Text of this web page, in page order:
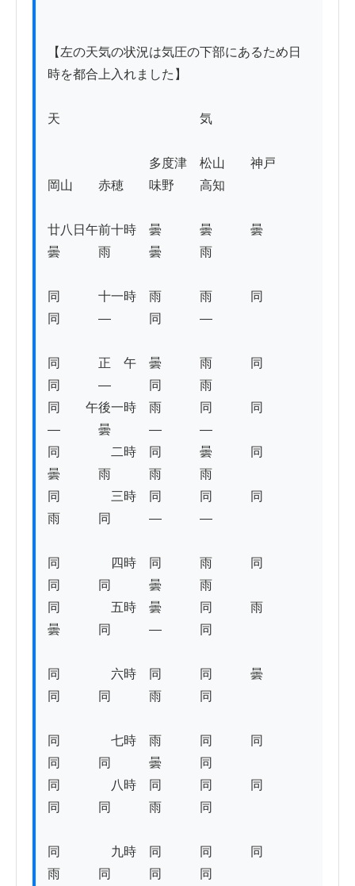
【左の天気の状況は気圧の下部にあるため日
時を都合上入れました】
天　　　　　　　　　　　気
多度津　松山　　神戸
岡山　　赤穂　　味野　　高知
廿八日午前十時　曇　　　曇　　　曇
曇　　　雨　　　曇　　　雨
同　　　十一時　雨　　　雨　　　同
同　　　―　　　同　　　―
同　　　正　午　曇　　　雨　　　同
同　　　―　　　同　　　雨
同　　午後一時　雨　　　同　　　同
―　　　曇　　　―　　　―
同　　　　二時　同　　　曇　　　同
曇　　　雨　　　雨　　　雨
同　　　　三時　同　　　同　　　同
雨　　　同　　　―　　　―
同　　　　四時　同　　　雨　　　同
同　　　同　　　曇　　　雨
同　　　　五時　曇　　　同　　　雨
曇　　　同　　　―　　　同
同　　　　六時　同　　　同　　　曇
同　　　同　　　雨　　　同
同　　　　七時　雨　　　同　　　同
同　　　同　　　曇　　　同
同　　　　八時　同　　　同　　　同
同　　　同　　　雨　　　同
同　　　　九時　同　　　同　　　同
雨　　　同　　　同　　　同